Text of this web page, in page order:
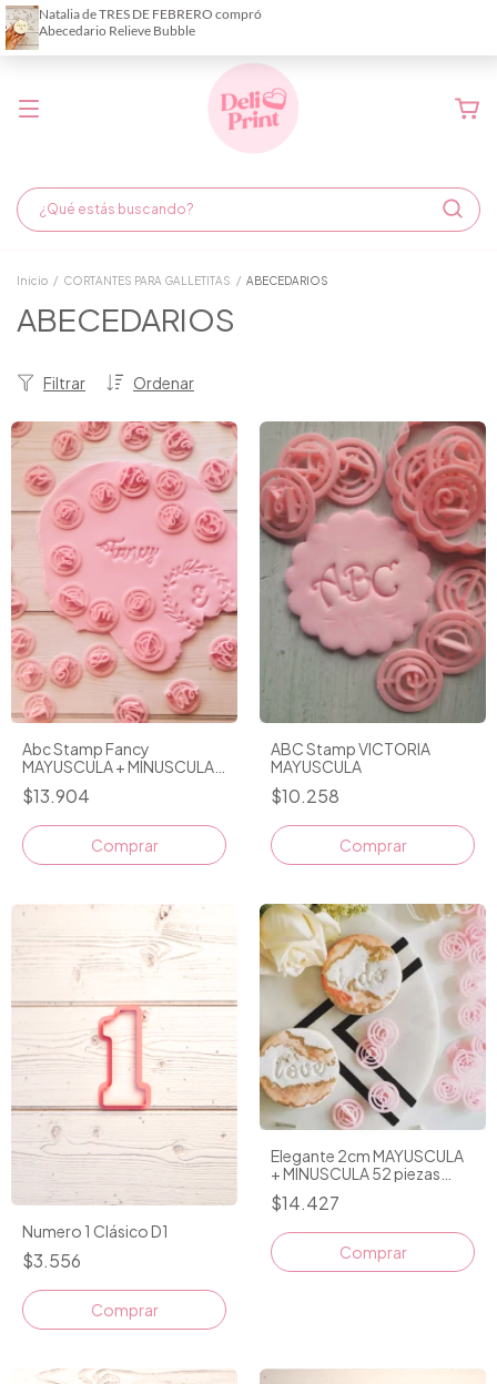
Demora de fabricación hasta 6 días hábiles
Inicio / CORTANTES PARA GALLETITAS / ABECEDARIOS
ABECEDARIOS
Ordenar
Filtrar
Abc Stamp Fancy
MAYUSCULA + MINUSCULA
MINI
$13.904
Comprar
ABC Stamp VICTORIA
MAYUSCULA
$10.258
Numero 1 Clásico D1
$3.556
Comprar
Elegante 2cm MAYUSCULA
+ MINUSCULA 52 piezas
Ideal Cookies/Apliques
$14.427